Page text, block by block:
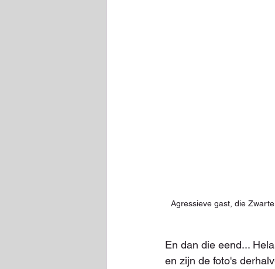
Agressieve gast, die
En dan die eend...
en zijn de foto's